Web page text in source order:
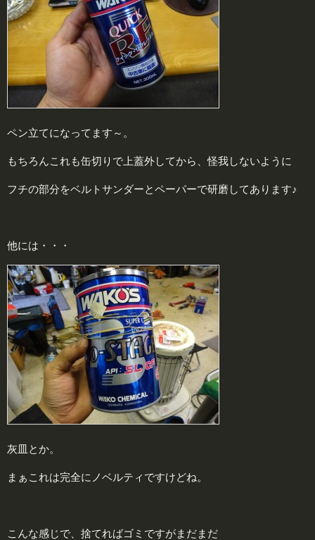
ペン立てになってます～。
もちろんこれも缶切りで上蓋外してから、怪我しないように
フチの部分をベルトサンダーとペーパーで研磨してあります♪
他には・・・
灰皿とか。
まぁこれは完全にノベルティですけどね。
こんな感じで、捨てればゴミですがまだまだ